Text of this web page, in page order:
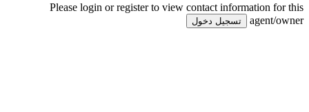
Please login or register to view contact information for this
agent/owner
تسجيل دخول